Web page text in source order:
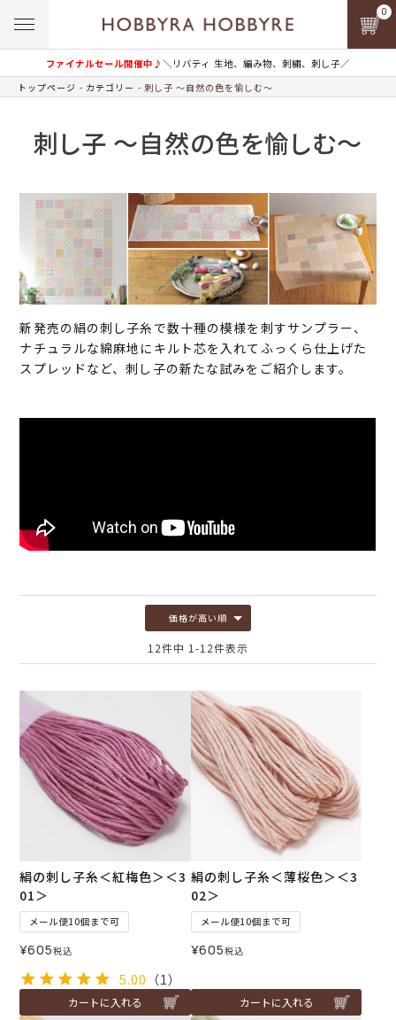
ファイナルセール開催中♪＼リバティ 生地、編み物、刺繍、刺し子／
0
トップページ カテゴリー 刺し子 ～自然の色を愉しむ～
刺し子 ～自然の色を愉しむ～
新発売の絹の刺し子糸で数十種の模様を刺すサンプラー、
ナチュラルな綿麻地にキルト芯を入れてふっくら仕上げた
スプレッドなど、刺し子の新たな試みをご紹介します。
価格が高い順
12件中 1 -12件表示
絹の刺し子糸＜紅梅色＞＜3
01＞
メール便10個まで可
¥605税込
5.00 （1）
カートに入れる
絹の刺し子糸＜薄桜色＞＜3
02＞
メール便10個まで可
¥605税込
カートに入れる